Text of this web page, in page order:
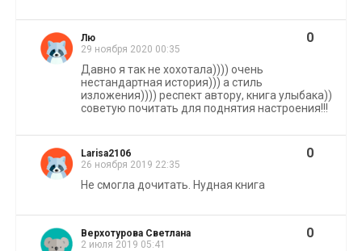
Лю
29 ноября 2020 00:35
0
Давно я так не хохотала)))) очень
нестандартная история))) а стиль
изложения)))) респект автору, книга улыбака))
советую почитать для поднятия настроения!!!
Larisa2106
26 ноября 2019 22:35
0
Не смогла дочитать. Нудная книга
Верхотурова Светлана
2 июля 2019 05:41
0